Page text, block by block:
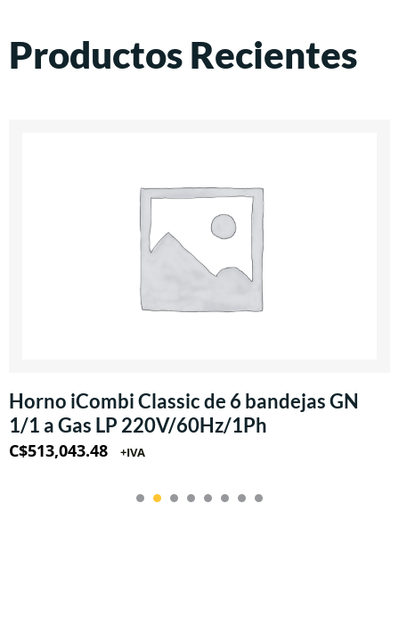
Productos Recientes
Horno iCombi Classic de 6 bandejas GN
1/1 a Gas LP 220V/60Hz/1Ph
C$513,043.48 +IVA